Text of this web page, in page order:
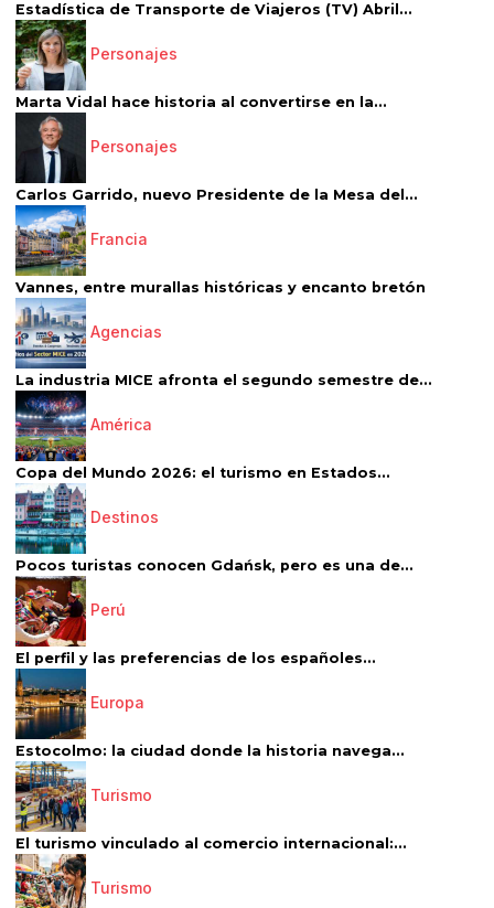
Estadística de Transporte de Viajeros (TV) Abril...
Personajes
Marta Vidal hace historia al convertirse en la...
Personajes
Carlos Garrido, nuevo Presidente de la Mesa del...
Francia
Vannes, entre murallas históricas y encanto bretón
Agencias
La industria MICE afronta el segundo semestre de...
América
Copa del Mundo 2026: el turismo en Estados...
Destinos
Pocos turistas conocen Gdańsk, pero es una de...
Perú
El perfil y las preferencias de los españoles...
Europa
Estocolmo: la ciudad donde la historia navega...
Turismo
El turismo vinculado al comercio internacional:...
Turismo